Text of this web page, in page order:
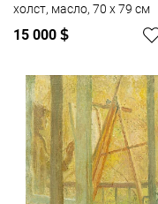
холст, масло, 70 x 79 см
15 000 $